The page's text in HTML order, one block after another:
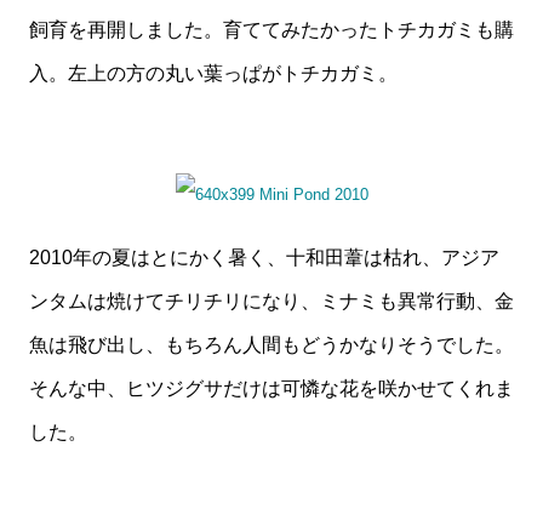
飼育を再開しました。育ててみたかったトチカガミも購
入。左上の方の丸い葉っぱがトチカガミ。
2010年の夏はとにかく暑く、十和田葦は枯れ、アジア
ンタムは焼けてチリチリになり、ミナミも異常行動、金
魚は飛び出し、もちろん人間もどうかなりそうでした。
そんな中、ヒツジグサだけは可憐な花を咲かせてくれま
した。